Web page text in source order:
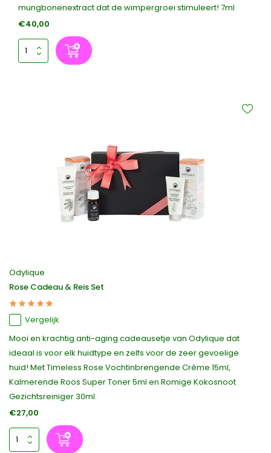
mungbonenextract dat de wimpergroei stimuleert! 7ml
€40,00
Odylique
Rose Cadeau & Reis Set
Vergelijk
Mooi en krachtig anti-aging cadeausetje van Odylique dat
ideaal is voor elk huidtype en zelfs voor de zeer gevoelige
huid! Met Timeless Rose Vochtinbrengende Crème 15ml,
Kalmerende Roos Super Toner 5ml en Romige Kokosnoot
Gezichtsreiniger 30ml.
€27,00